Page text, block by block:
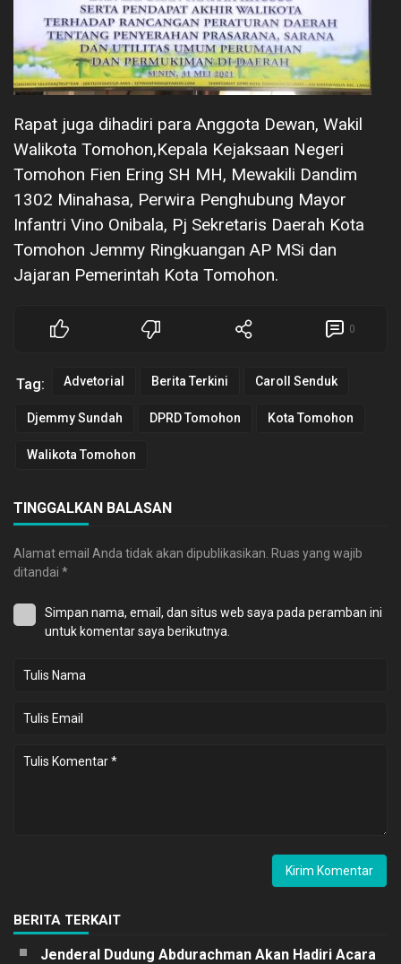
Rapat juga dihadiri para Anggota Dewan, Wakil
Walikota Tomohon,Kepala Kejaksaan Negeri
Tomohon Fien Ering SH MH, Mewakili Dandim
1302 Minahasa, Perwira Penghubung Mayor
Infantri Vino Onibala, Pj Sekretaris Daerah Kota
Tomohon Jemmy Ringkuangan AP MSi dan
Jajaran Pemerintah Kota Tomohon.
0
Tag: Advetorial Berita Terkini Caroll Senduk
Djemmy Sundah DPRD Tomohon Kota Tomohon
Walikota Tomohon
TINGGALKAN BALASAN
Alamat email Anda tidak akan dipublikasikan. Ruas yang wajib
ditandai *
Simpan nama, email, dan situs web saya pada peramban ini
untuk komentar saya berikutnya.
BERITA TERKAIT
Jenderal Dudung Abdurachman Akan Hadiri Acara